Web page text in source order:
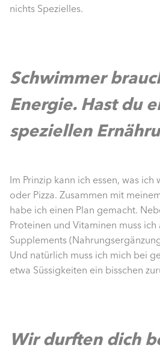
nichts Spezielles.
Schwimmer
Energie. Hast du
speziellen
Im Prinzip kann ich essen, was ich
oder Pizza. Zusammen mit
habe ich einen Plan gemacht.
Proteinen und Vita­minen muss
Supplements
Und natürlich muss ich mich bei
etwa Süssigkeiten ein bisschen
Wir durften dich